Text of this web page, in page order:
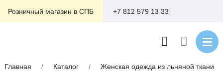
Розничный магазин в СПБ +7 812 579 13 33
Главная / Каталог / Женская одежда из льняной ткани